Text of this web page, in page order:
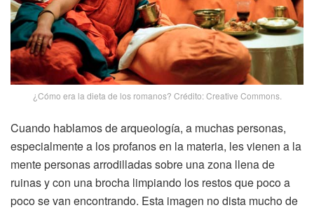
¿Cómo era la dieta de los romanos? Crédito: Creative Commons.
Cuando hablamos de arqueología, a muchas personas,
especialmente a los profanos en la materia, les vienen a la
mente personas arrodilladas sobre una zona llena de
ruinas y con una brocha limpiando los restos que poco a
poco se van encontrando. Esta imagen no dista mucho de